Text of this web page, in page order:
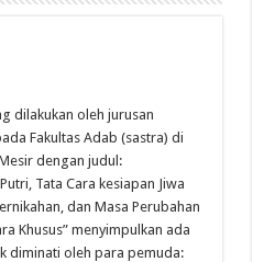
dilakukan oleh jurusan
Fakultas Adab (sastra) di
dengan judul:
Tata Cara kesiapan Jiwa
dan Masa Perubahan
Khusus” menyimpulkan ada
diminati oleh para pemuda: